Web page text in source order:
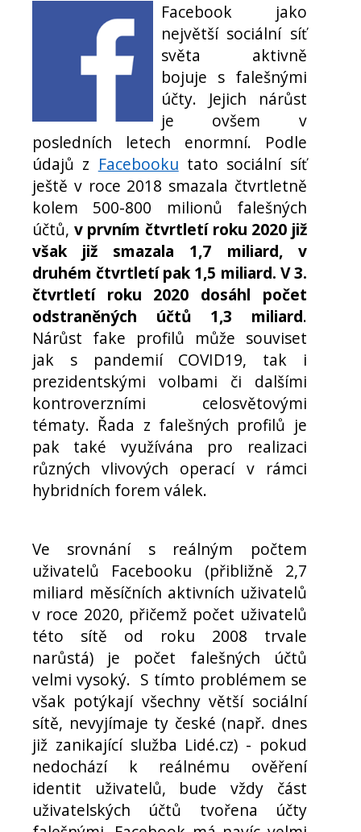
Facebook jako
největší sociální síť
světa aktivně
bojuje s falešnými
účty. Jejich nárůst
je ovšem v
posledních letech enormní. Podle
údajů z Facebooku tato sociální síť
ještě v roce 2018 smazala čtvrtletně
kolem 500-800 milionů falešných
účtů, v prvním čtvrtletí roku 2020 již
však již smazala 1,7 miliard, v
druhém čtvrtletí pak 1,5 miliard. V 3.
čtvrtletí roku 2020 dosáhl počet
odstraněných účtů 1,3 miliard.
Nárůst fake profilů může souviset
jak s pandemií COVID19, tak i
prezidentskými volbami či dalšími
kontroverzními celosvětovými
tématy. Řada z falešných profilů je
pak také využívána pro realizaci
různých vlivových operací v rámci
hybridních forem válek.
Ve srovnání s reálným počtem
uživatelů Facebooku (přibližně 2,7
miliard měsíčních aktivních uživatelů
v roce 2020, přičemž počet uživatelů
této sítě od roku 2008 trvale
narůstá) je počet falešných účtů
velmi vysoký. S tímto problémem se
však potýkají všechny větší sociální
sítě, nevyjímaje ty české (např. dnes
již zanikající služba Lidé.cz) - pokud
nedochází k reálnému ověření
identit uživatelů, bude vždy část
uživatelských účtů tvořena účty